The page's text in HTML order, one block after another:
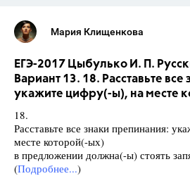
Мария Клищенкова
ЕГЭ-2017 Цыбулько И. П.
Вариант 13. 18. Расставьте
укажите цифру(-ы), на месте
18.
Расставьте все знаки препинания:
месте которой(-ых)
в предложении должна(-ы) стоять
(Подробнее...)